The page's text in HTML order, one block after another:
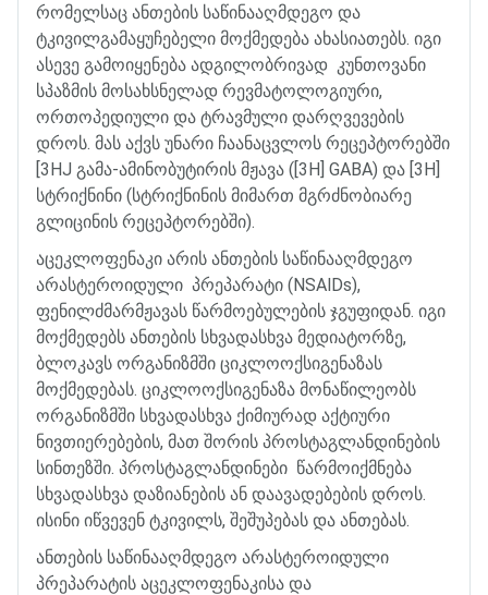
რომელსაც ანთების საწინააღმდეგო და
ტკივილგამაყუჩებელი მოქმედება ახასიათებს. იგი
ასევე გამოიყენება ადგილობრივად კუნთოვანი
სპაზმის მოსახსნელად რევმატოლოგიური,
ორთოპედიული და ტრავმული დარღვევების
დროს. მას აქვს უნარი ჩაანაცვლოს რეცეპტორებში
[3HJ გამა-ამინობუტირის მჟავა ([3H] GABA) და [3H]
სტრიქნინი (სტრიქნინის მიმართ მგრძნობიარე
გლიცინის რეცეპტორებში).
აცეკლოფენაკი არის ანთების საწინააღმდეგო
არასტეროიდული პრეპარატი (NSAlDs),
ფენილძმარმჟავას წარმოებულების ჯგუფიდან. იგი
მოქმედებს ანთების სხვადასხვა მედიატორზე,
ბლოკავს ორგანიზმში ციკლოოქსიგენაზას
მოქმედებას. ციკლოოქსიგენაზა მონაწილეობს
ორგანიზმში სხვადასხვა ქიმიურად აქტიური
ნივთიერებების, მათ შორის პროსტაგლანდინების
სინთეზში. პროსტაგლანდინები წარმოიქმნება
სხვადასხვა დაზიანების ან დაავადებების დროს.
ისინი იწვევენ ტკივილს, შეშუპებას და ანთებას.
ანთების საწინააღმდეგო არასტეროიდული
პრეპარატის აცეკლოფენაკისა და